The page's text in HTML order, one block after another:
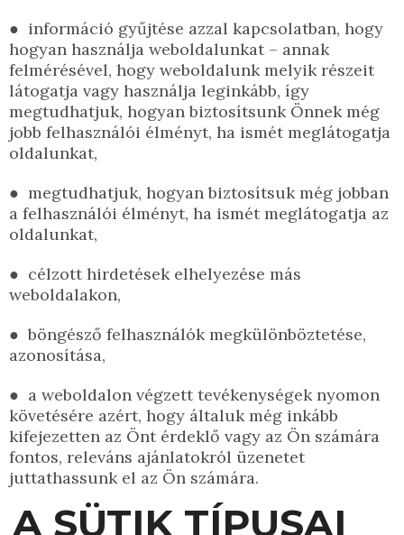
● információ gyűjtése azzal kapcsolatban, hogy
hogyan használja weboldalunkat – annak
felmérésével, hogy weboldalunk melyik részeit
látogatja vagy használja leginkább, így
megtudhatjuk, hogyan biztosítsunk Önnek még
jobb felhasználói élményt, ha ismét meglátogatja
oldalunkat,
● megtudhatjuk, hogyan biztosítsuk még jobban
a felhasználói élményt, ha ismét meglátogatja az
oldalunkat,
● célzott hirdetések elhelyezése más
weboldalakon,
● böngésző felhasználók megkülönböztetése,
azonosítása,
● a weboldalon végzett tevékenységek nyomon
követésére azért, hogy általuk még inkább
kifejezetten az Önt érdeklő vagy az Ön számára
fontos, releváns ajánlatokról üzenetet
juttathassunk el az Ön számára.
A SÜTIK TÍPUSAI